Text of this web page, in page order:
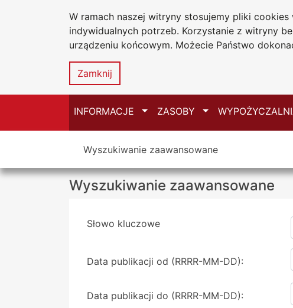
W ramach naszej witryny stosujemy pliki
indywidualnych potrzeb. Korzystanie z witryny
urządzeniu końcowym. Możecie Państwo
Zamknij
Przejdź do głównego menu
Przejdź do treści
Przejdź do wyszukiwarki
Przejdź do mapy serwisu
Biblioteka
Uniwersytetu Jana
w Częstochowie
INFORMACJE Przełącz
ZASOBY Przełącz
Tutaj jesteś
Wyszukiwanie zaawansowane
Wyszukiwanie zaawansowane
Wyszukiwarka
Słowo kluczowe
Data publikacji od (RRRR-MM-DD):
Data publikacji do (RRRR-MM-DD):